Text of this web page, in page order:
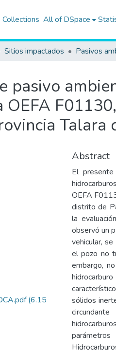
All of DSpace
Sitios impactados Pasivos
pasivo
OEFA
(6.15
Abstract
El
OEFA
distrito de
la
observó un
vehicular,
el pozo no
embargo,
sólidos